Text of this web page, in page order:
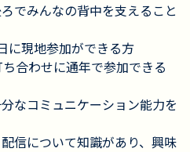
でみんなの背中を支えること
に現地参加ができる方
合わせに通年で参加できる
なコミュニケーション能力を
信について知識があり、興味